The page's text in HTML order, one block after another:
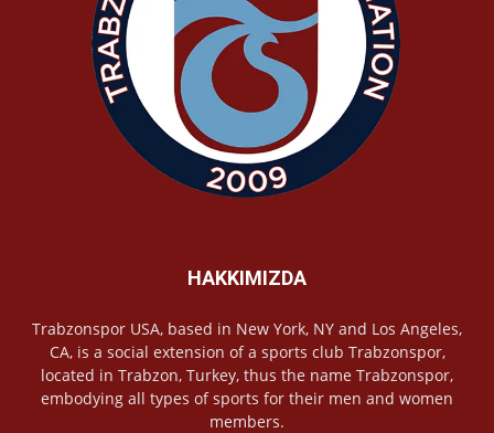
HAKKIMIZDA
Trabzonspor USA, based in New York, NY and Los Angeles,
CA, is a social extension of a sports club Trabzonspor,
located in Trabzon, Turkey, thus the name Trabzonspor,
embodying all types of sports for their men and women
members.